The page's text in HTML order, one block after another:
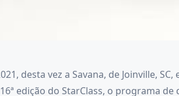
desta vez a Savana, de Joinville,
edição do StarClass, o programa